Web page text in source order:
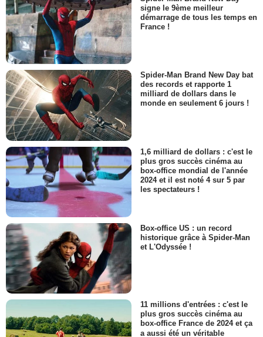
signe le 9ème meilleur
démarrage de tous les temps en
France !
Spider-Man Brand New Day bat
des records et rapporte 1
milliard de dollars dans le
monde en seulement 6 jours !
1,6 milliard de dollars : c'est le
plus gros succès cinéma au
box-office mondial de l'année
2024 et il est noté 4 sur 5 par
les spectateurs !
Box-office US : un record
historique grâce à Spider-Man
et L'Odyssée !
11 millions d'entrées : c'est le
plus gros succès cinéma au
box-office France de 2024 et ça
a aussi été un véritable